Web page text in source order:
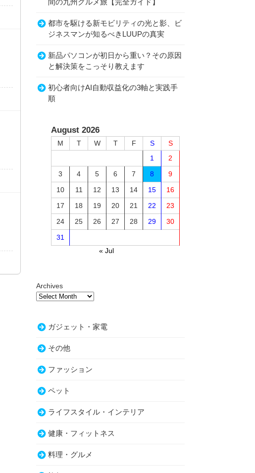
間の九州グルメ旅【完全ガイド】
都市を駆ける新モビリティの光と影、ビ
ジネスマンが知るべきLUUPの真実
新品パソコンが初日から重い？その原因
と解決策をこっそり教えます
初心者向けAI自動収益化の3軸と実践手
順
August 2026
M T W T F S
S
1
2
3
4 5 6 7 8
9
10
11 12 13 14 15
16
17
18 19 20 21 22
23
24
25 26 27 28 29
30
31
« Jul
Archives
ガジェット・家電
その他
ファッション
ペット
ライフスタイル・インテリア
健康・フィットネス
料理・グルメ